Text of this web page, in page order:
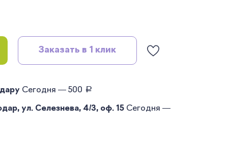
Заказать в 1 клик
Сегодня — 500 руб.
ул. Селезнева, 4/3, оф. 15 Сегодня —